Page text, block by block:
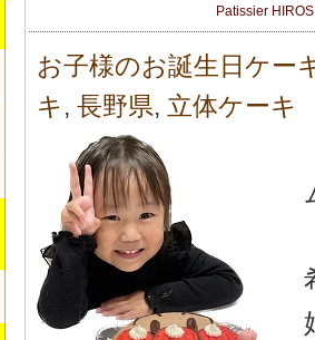
Patissier
お子様のお誕生日ケー
キ , 長野県, 立体ケーキ